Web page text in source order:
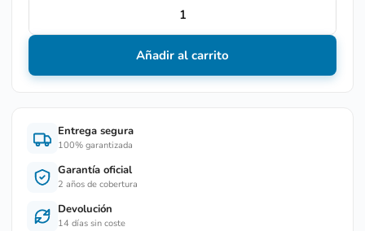
Añadir al carrito
Entrega segura
100% garantizada
Garantía oficial
2 años de cobertura
Devolución
14 días sin coste